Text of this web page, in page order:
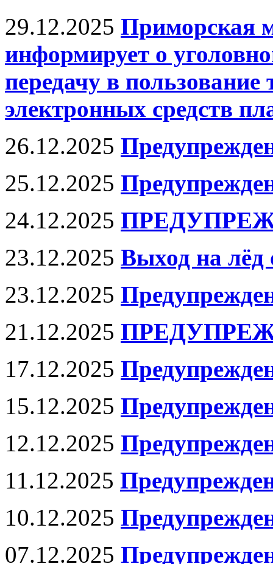
29.12.2025 Приморская
информирует о
передачу в
электронных средств
26.12.2025
25.12.2025
24.12.2025
23.12.2025 Выход на лёд
23.12.2025
21.12.2025
17.12.2025
15.12.2025
12.12.2025
11.12.2025
10.12.2025
07.12.2025